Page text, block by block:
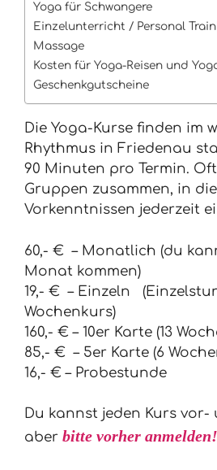
Yoga für Schwangere
Einzelunterricht / Personal
Massage
Kosten für Yoga-Reisen und
Geschenkgutscheine
Die Yoga-Kurse finden im
Rhythmus in Friedenau
90 Minuten pro Termin.
Gruppen zusammen, in
Vorkenntnissen jederzeit
60,- € – Monatlich (du
Monat kommen)
19,- € – Einzeln
Wochenkurs)
160,- € – 10er Karte (13
85,- € – 5er Karte (6
16,- € – Probestunde
Du kannst jeden Kurs
aber bitte vorher anmelden!